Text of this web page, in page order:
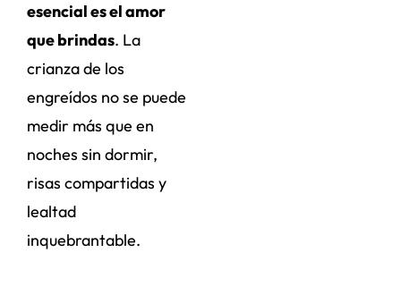
esencial es el amor
que brindas. La
crianza de los
engreídos no se puede
medir más que en
noches sin dormir,
risas compartidas y
lealtad
inquebrantable.